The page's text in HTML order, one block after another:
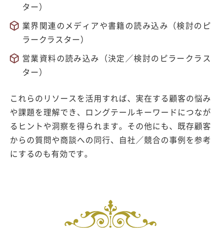
ター）
業界関連のメディアや書籍の読み込み（検討のピ
ラークラスター）
営業資料の読み込み（決定／検討のピラークラス
ター）
これらのリソースを活用すれば、実在する顧客の悩み
や課題を理解でき、ロングテールキーワードにつなが
るヒントや洞察を得られます。その他にも、既存顧客
からの質問や商談への同行、自社／競合の事例を参考
にするのも有効です。